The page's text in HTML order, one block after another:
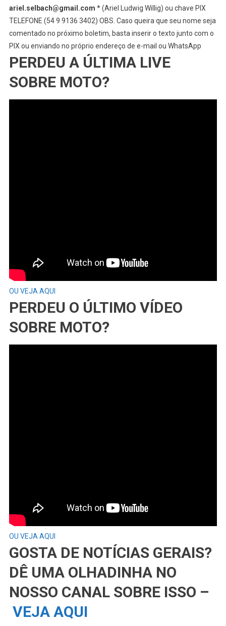
ariel.selbach@gmail.com * (Ariel Ludwig Willig) ou chave PIX
TELEFONE (54 9 9136 3402) OBS. Caso queira que seu nome seja
comentado no próximo boletim, basta inserir o texto junto com o
PIX ou enviando no próprio endereço de e-mail ou WhatsApp
PERDEU A ÚLTIMA LIVE
SOBRE MOTO?
OU VEJA AQUI
PERDEU O ÚLTIMO VÍDEO
SOBRE MOTO?
OU VEJA AQUI
GOSTA DE NOTÍCIAS GERAIS?
DÊ UMA OLHADINHA NO
NOSSO CANAL SOBRE ISSO –
VEJA AQUI